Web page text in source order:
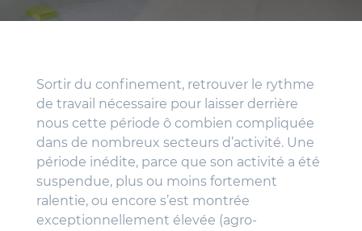
Sortir du confinement, retrouver le rythme
de travail nécessaire pour laisser derrière
nous cette période ô combien compliquée
dans de nombreux secteurs d’activité. Une
période inédite, parce que son activité a été
suspendue, plus ou moins fortement
ralentie, ou encore s’est montrée
exceptionnellement élevée (agro-